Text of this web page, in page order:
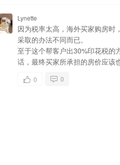
Lynette
因为税率太高，海外买家购房时
采取的办法不同而已。
至于这个帮客户出30%印花税的
话，最终买家所承担的房价应该
0 0